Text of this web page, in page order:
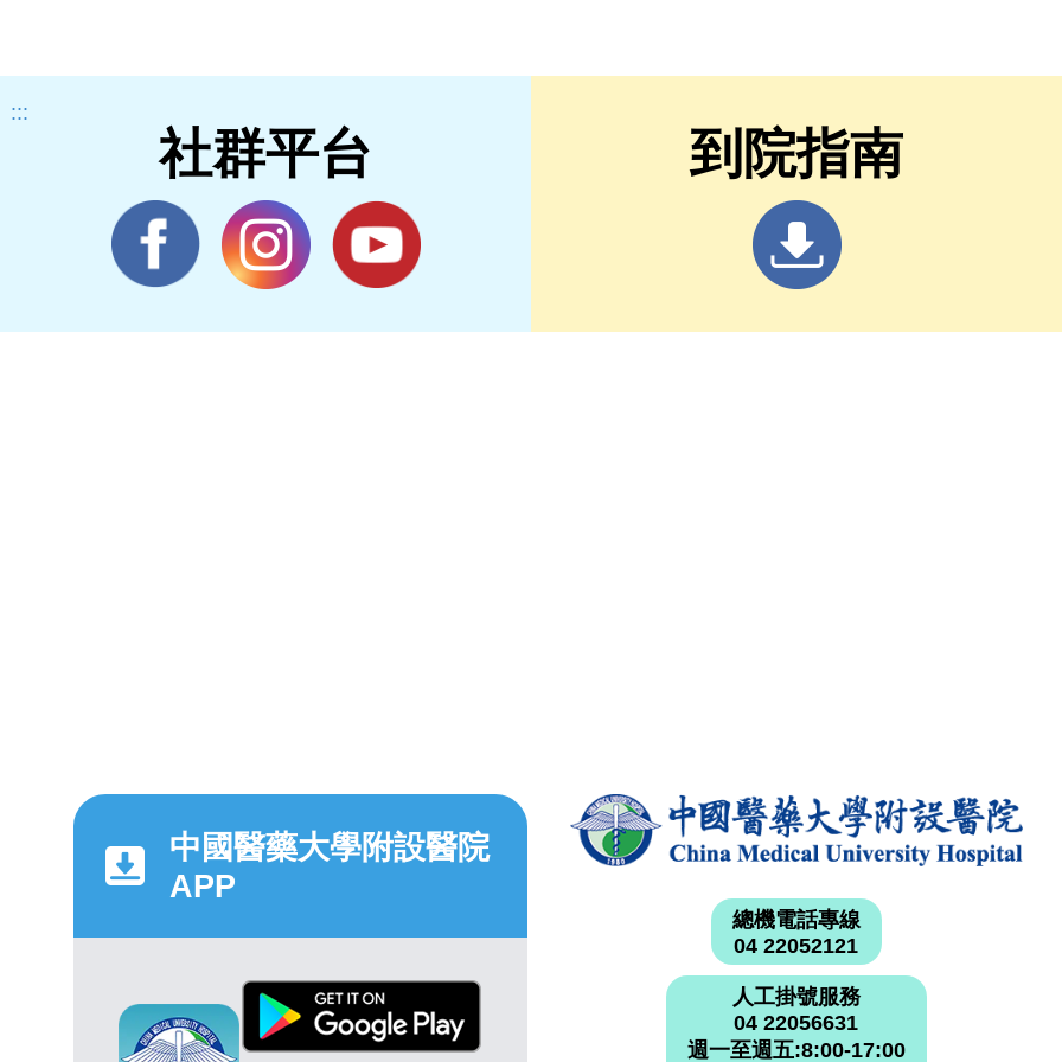
:::
社群平台 到院指南
中國醫藥大學附設醫院
APP
總機電話專線
04 22052121
人工掛號服務
04 22056631
週一至週五:8:00-17:00